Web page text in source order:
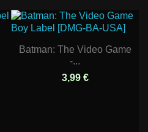
Batman: The Video Game
-...
3,99 €